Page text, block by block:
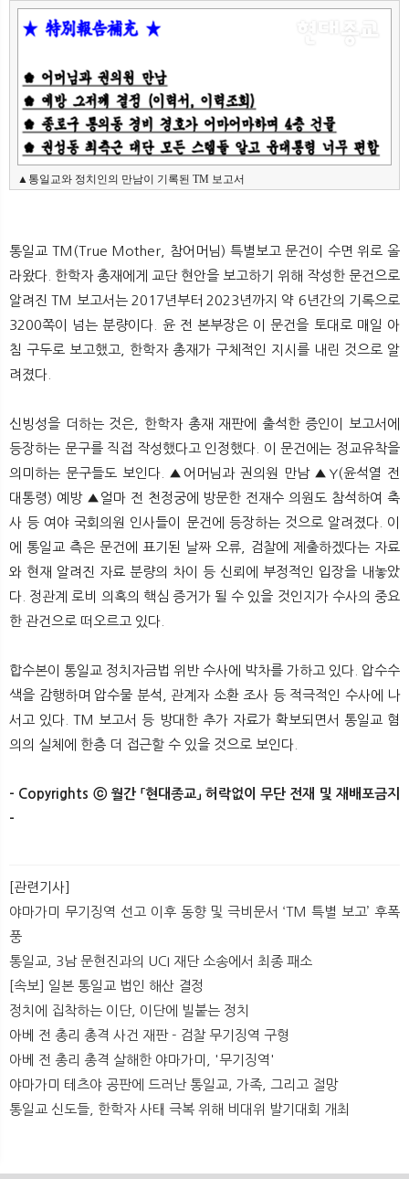
▲통일교와 정치인의 만남이 기록된 TM 보고서
통일교 TM(True Mother, 참어머님) 특별보고 문건이 수면 위로 올
라왔다. 한학자 총재에게 교단 현안을 보고하기 위해 작성한 문건으로
알려진 TM 보고서는 2017년부터 2023년까지 약 6년간의 기록으로
3200쪽이 넘는 분량이다. 윤 전 본부장은 이 문건을 토대로 매일 아
침 구두로 보고했고, 한학자 총재가 구체적인 지시를 내린 것으로 알
려졌다.
신빙성을 더하는 것은, 한학자 총재 재판에 출석한 증인이 보고서에
등장하는 문구를 직접 작성했다고 인정했다. 이 문건에는 정교유착을
의미하는 문구들도 보인다. ▲어머님과 권의원 만남 ▲Y(윤석열 전
대통령) 예방 ▲얼마 전 천정궁에 방문한 전재수 의원도 참석하여 축
사 등 여야 국회의원 인사들이 문건에 등장하는 것으로 알려졌다. 이
에 통일교 측은 문건에 표기된 날짜 오류, 검찰에 제출하겠다는 자료
와 현재 알려진 자료 분량의 차이 등 신뢰에 부정적인 입장을 내놓았
다. 정관계 로비 의혹의 핵심 증거가 될 수 있을 것인지가 수사의 중요
한 관건으로 떠오르고 있다.
합수본이 통일교 정치자금법 위반 수사에 박차를 가하고 있다. 압수수
색을 감행하며 압수물 분석, 관계자 소환 조사 등 적극적인 수사에 나
서고 있다. TM 보고서 등 방대한 추가 자료가 확보되면서 통일교 혐
의의 실체에 한층 더 접근할 수 있을 것으로 보인다.​
- Copyrights ⓒ 월간 「현대종교」 허락없이 무단 전재 및 재배포금지
-
[관련기사]
야마가미 무기징역 선고 이후 동향 및 극비문서 ‘TM 특별 보고’ 후폭
풍
통일교, 3남 문현진과의 UCI 재단 소송에서 최종 패소
[속보] 일본 통일교 법인 해산 결정
정치에 집착하는 이단, 이단에 빌붙는 정치
아베 전 총리 총격 사건 재판 - 검찰 무기징역 구형
아베 전 총리 총격 살해한 야마가미, '무기징역'
야마가미 테츠야 공판에 드러난 통일교, 가족, 그리고 절망
통일교 신도들, 한학자 사태 극복 위해 비대위 발기대회 개최